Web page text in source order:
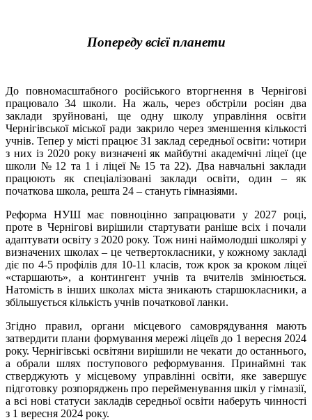
Попереду всієї планети
До повномасштабного російського вторгнення в Чернігові
працювало 34 школи. На жаль, через обстріли росіян два
заклади зруйновані, ще одну школу управління освіти
Чернігівської міської ради закрило через зменшення кількості
учнів. Тепер у місті працює 31 заклад середньої освіти: чотири
з них із 2020 року визначені як майбутні академічні ліцеї (це
школи № 12 та 1 і ліцеї № 15 та 22). Два навчальні заклади
працюють як спеціалізовані заклади освіти, один – як
початкова школа, решта 24 – стануть гімназіями.
Реформа НУШ має повноцінно запрацювати у 2027 році,
проте в Чернігові вирішили стартувати раніше всіх і почали
адаптувати освіту з 2020 року. Тож нині наймолодші школярі у
визначених школах – це четвертокласники, у кожному закладі
діє по 4-5 профілів для 10-11 класів, тож крок за кроком ліцеї
«старшають», а контингент учнів та вчителів змінюється.
Натомість в інших школах міста зникають старшокласники, а
збільшується кількість учнів початкової ланки.
Згідно правил, органи місцевого самоврядування мають
затвердити плани формування мережі ліцеїв до 1 вересня 2024
року. Чернігівські освітяни вирішили не чекати до останнього,
а обрали шлях поступового реформування. Принаймні так
стверджують у місцевому управлінні освіти, яке завершує
підготовку розпоряджень про перейменування шкіл у гімназії,
а всі нові статуси закладів середньої освіти наберуть чинності
з 1 вересня 2024 року.